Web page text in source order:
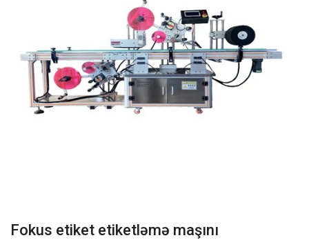
Fokus etiket etiketləmə maşını